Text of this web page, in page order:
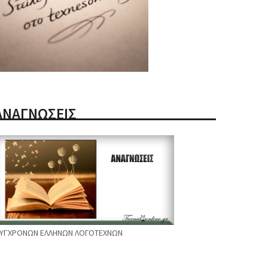
ΕΛΛΗΝΩΝ ΛΟΓΟΤΕΧΝΩΝ